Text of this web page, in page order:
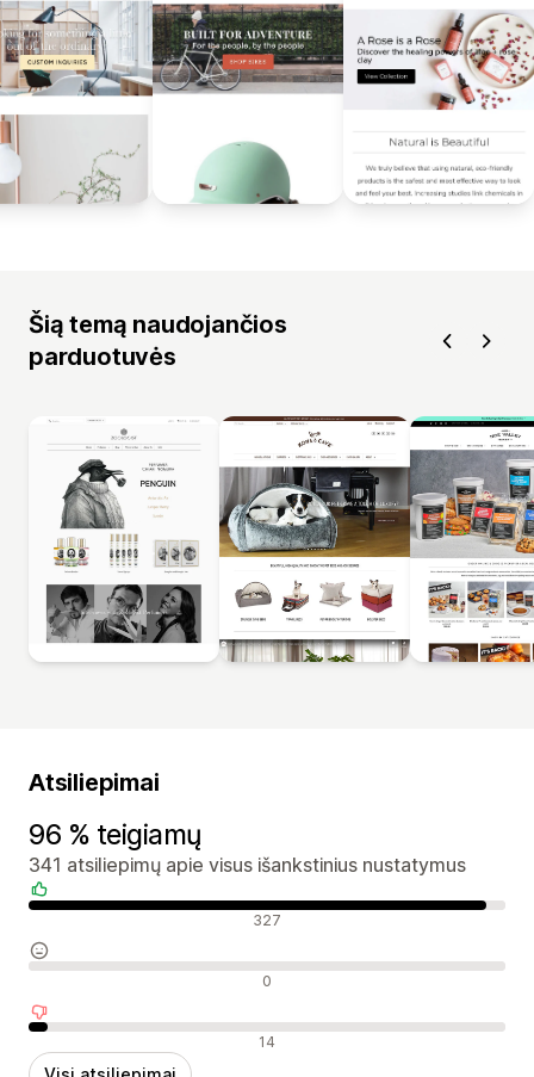
Šią temą naudojančios
parduotuvės
Atsiliepimai
96 % teigiamų
341 atsiliepimų apie visus išankstinius nustatymus
Teigiami atsiliepimai 327
Neutralūs atsiliepimai 0
Neigiami atsiliepimai 14